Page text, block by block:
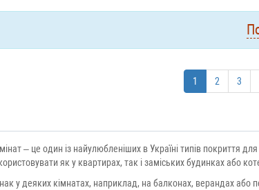
1 2 3
– це один із найулюбленіших в Україні типів покриття
як у квартирах, так і заміських будинках або
у деяких кімнатах, наприклад, на балконах, верандах або